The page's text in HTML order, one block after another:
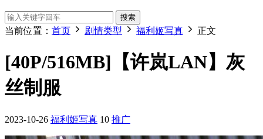
搜索
当前位置： 首页 剧情类型 福利姬写真 正文
[40P/516MB]【许岚LAN】灰
丝制服
2023-10-26 福利姬写真 10 推广